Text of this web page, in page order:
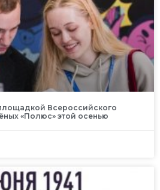
Всероссийского
«Полюс» этой осенью